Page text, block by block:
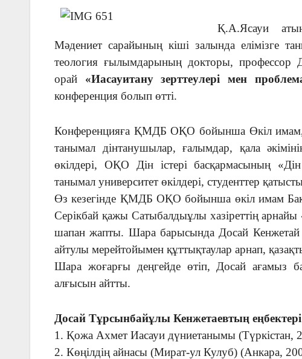
Қ.А.Ясауи
Мәдениет сарайының кіші залында елімізге
теология ғылымдарының докторы,
орай «Иасауитану зерттеулері мен
конференция болып өтті.
Конференцияға ҚМДБ ОҚО бойынша Өкіл имам,
танымал дінтанушылар, ғалымдар, қала
өкілдері, ОҚО Дін істері басқармасының «Дін
танымал университет өкілдері, студенттер
Өз кезегінде ҚМДБ ОҚО бойынша өкіл имам
Серікбай қажы Сатыбалдыұлы хазіреттің арнайы
шапан жапты. Шара барысында Досай Кенжетай
айтулы мерейтойымен құттықтаулар арнап,
Шара жоғарғы деңгейде өтіп, Досай ағамыз
алғысын айтты.
Досай Тұрсынбайұлы Кенжетаевтың
1. Қожа Ахмет Иасауи дүниетанымы (Түркістан,
2. Көңілдің айнасы (Мират-ул Кулуб) (Анкара,